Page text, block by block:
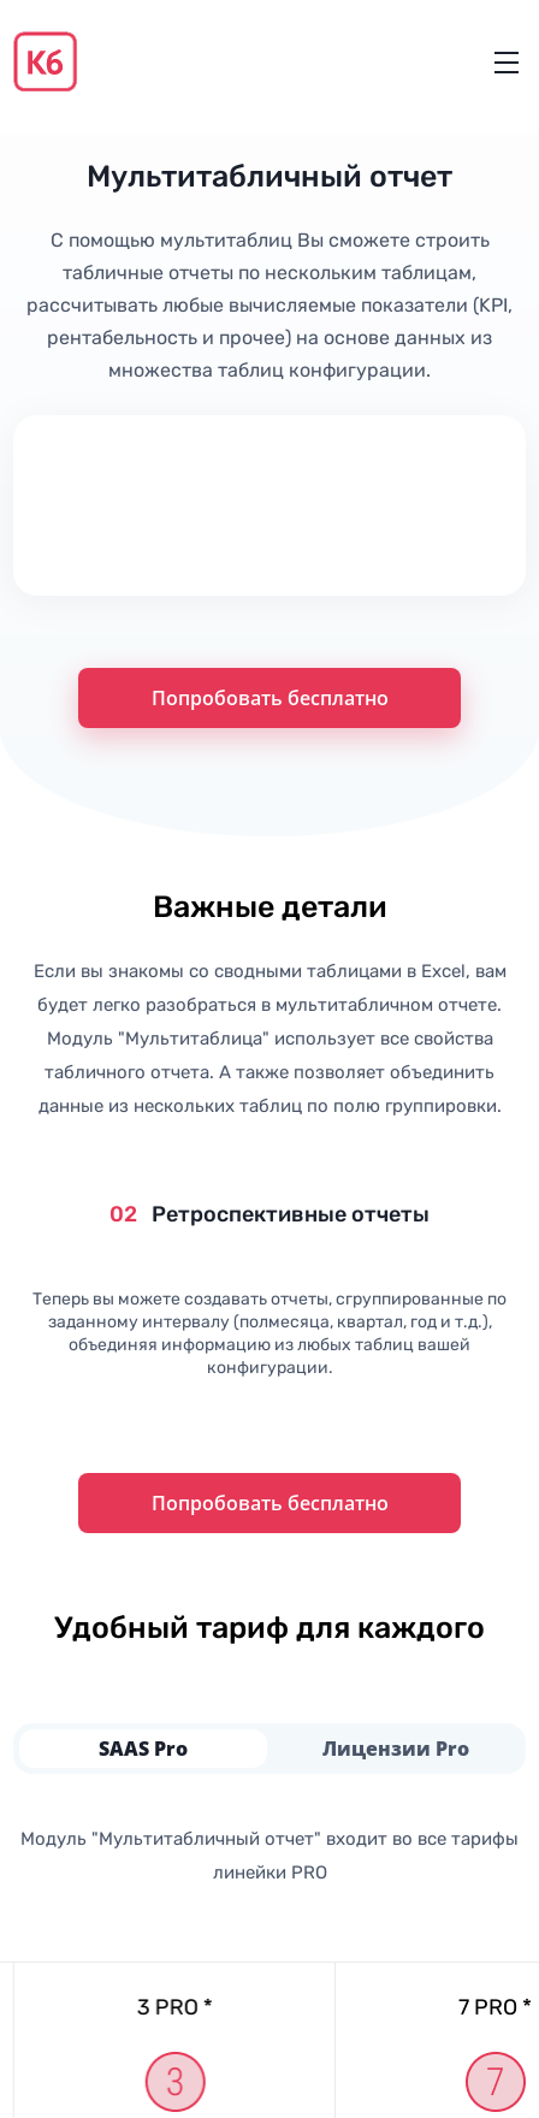
Мультитабличный отчет
С помощью мультитаблиц Вы сможете строить
табличные отчеты по нескольким таблицам,
рассчитывать любые вычисляемые показатели (KPI,
рентабельность и прочее) на основе данных из
множества таблиц конфигурации.
Попробовать бесплатно
Важные детали
Если вы знакомы со сводными таблицами в Excel, вам
будет легко разобраться в мультитабличном отчете.
Модуль "Мультитаблица" использует все свойства
табличного отчета. А также позволяет объединить
данные из нескольких таблиц по полю группировки.
02 Ретроспективные отчеты
Теперь вы можете создавать отчеты, сгруппированные по
заданному интервалу (полмесяца, квартал, год и т.д.),
объединяя информацию из любых таблиц вашей
конфигурации.
Попробовать бесплатно
Удобный тариф для каждого
SAAS Pro Лицензии Pro
Модуль "Мультитабличный отчет" входит во все тарифы
линейки PRO
3 PRO * 7 PRO *